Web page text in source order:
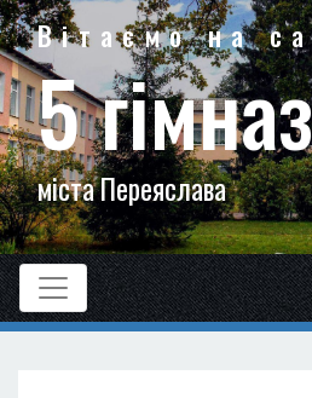
Вітаємо на
5
міста Переяслава